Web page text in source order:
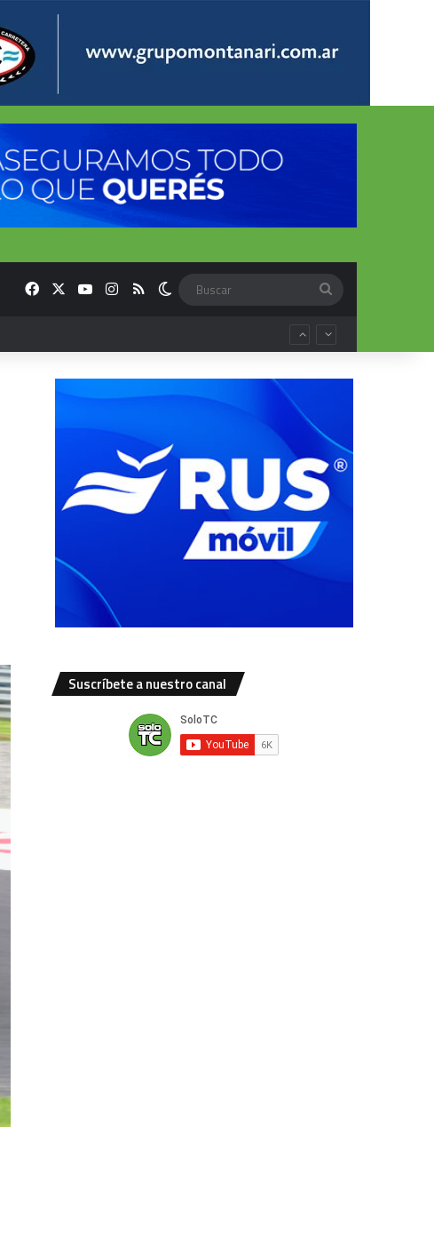
FacebookYouTubeInstagram
RSS Switch skin
Suscríbete a nuestro canal